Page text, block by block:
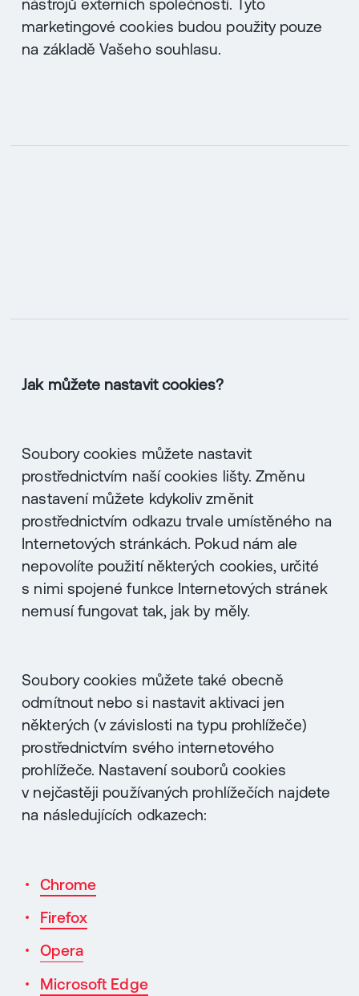
nástrojů externích společností. Tyto
marketingové cookies budou použity pouze
na základě Vašeho souhlasu.
Jak můžete nastavit cookies?
Soubory cookies můžete nastavit
prostřednictvím naší cookies lišty. Změnu
nastavení můžete kdykoliv změnit
prostřednictvím odkazu trvale umístěného na
Internetových stránkách. Pokud nám ale
nepovolíte použití některých cookies, určité
s nimi spojené funkce Internetových stránek
nemusí fungovat tak, jak by měly.
Soubory cookies můžete také obecně
odmítnout nebo si nastavit aktivaci jen
některých (v závislosti na typu prohlížeče)
prostřednictvím svého internetového
prohlížeče. Nastavení souborů cookies
v nejčastěji používaných prohlížečích najdete
na následujících odkazech:
Chrome
Firefox
Opera
Microsoft Edge